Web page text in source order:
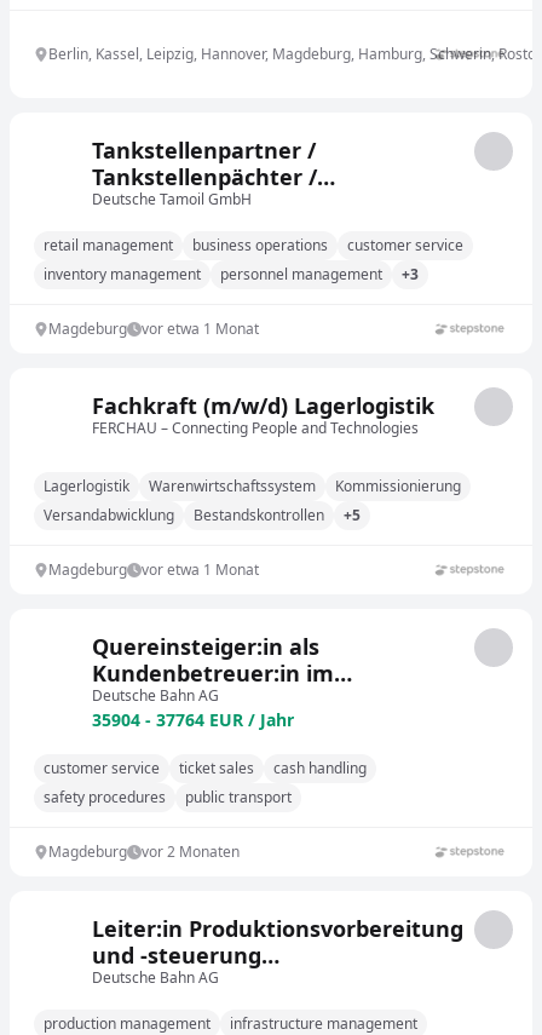
Berlin, Kassel, Leipzig, Hannover, Magdeburg, Hamburg, Schwerin,
Tankstellenpartner /
Tankstellenpächter /
Tankstellenunternehmer (m/w/d)
Deutsche Tamoil GmbH
retail management business operations
customer service
inventory management
personnel management +3
Magdeburg vor etwa 1 Monat
Fachkraft (m/w/d) Lagerlogistik
FERCHAU – Connecting People and Technologies
Lagerlogistik Warenwirtschaftssystem
Kommissionierung
Versandabwicklung
Bestandskontrollen +5
Magdeburg vor etwa 1 Monat
Quereinsteiger:in als
Kundenbetreuer:in im
Nahverkehr
Deutsche Bahn AG
35904 - 37764 EUR / Jahr
customer service ticket sales
cash handling
safety procedures
public transport
Magdeburg vor 2 Monaten
Leiter:in Produktionsvorbereitung
und -steuerung
Bahnhofsmanagement
Deutsche Bahn AG
production management
infrastructure management